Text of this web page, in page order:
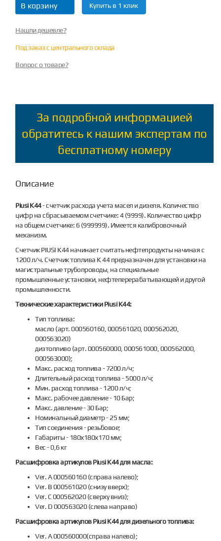
В корзину Купить в 1 клик
Нашли дешевле?
Под заказ с центрального склада
Вопрос о товаре?
За подробной информацией
обратитесь к нашим экспертам по
бесплатному номеру
Описание
Piusi K44- счетчик расхода учета масел и дизеля. Количество
цифр на сбрасываемом счетчике: 4 (9999). Количество цифр
на общем счетчике: 6 (999999). Имеется калибровочный
механизм.
Счетчик PIUSI K44 начинает считать нефтепродукты начиная с
1200 л/ч. Счетчик топлива K 44 предназначен для установки на
магистральные трубопроводы, на специальные
промышленные установки, нефтеперерабатывающей и другой
промышленности.
Технические характеристики Piusi K44:
Тип топлива:
масло (арт. 000560160, 000561020, 000562020,
000563020)
дизтопливо (арт. 000560000, 000561000, 000562000,
000563000);
Макс. расход топлива - 7200 л/ч;
Длительный расход топлива - 5000 л/ч;
Мин. расход топлива - 1200 л/ч;
Макс. рабочее давление - 10 Бар;
Макс. давление - 30 Бар;
Номинальный диаметр - 25 мм;
Тип соединения - резьбовое;
Габариты - 180х180х170 мм;
Вес - 0,6 кг
Расшифровка артикулов Piusi K44 для масла:
Ver. A 000560160 (справа налево);
Ver. B 000561020 (снизу вверх);
Ver. C 000562020 (сверху вниз);
Ver. D 000563020 (слева направо)
Расшифровка артикулов Piusi K44 для дизельного топлива:
Ver. A 000560000(справа налево);